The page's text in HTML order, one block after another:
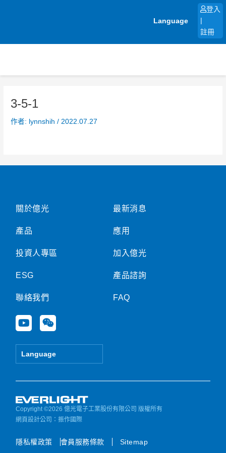
Language
登入
註冊
3-5-1
作者: lynnshih/ 2022.07.27
關於億光
產品
投資人專區
ESG
聯絡我們
Y
o
u
e
W
e
i
Language
最新消息
應用
加入億光
產品諮詢
FAQ
Copyright ©2026 億光電子工業股份有限公司 版權所有
網頁設計公司 ：振作國際
隱私權政策 會員服務條款 Sitemap